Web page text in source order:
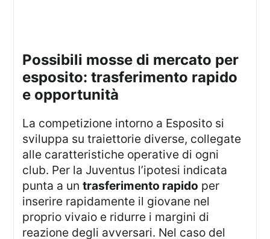
possibili mosse di mercato per
esposito: trasferimento rapido
e opportunità
La competizione intorno a Esposito si
sviluppa su traiettorie diverse, collegate
alle caratteristiche operative di ogni
club. Per la Juventus l’ipotesi indicata
punta a untrasferimento rapido per
inserire rapidamente il giovane nel
proprio vivaio e ridurre i margini di
reazione degli avversari. Nel caso del